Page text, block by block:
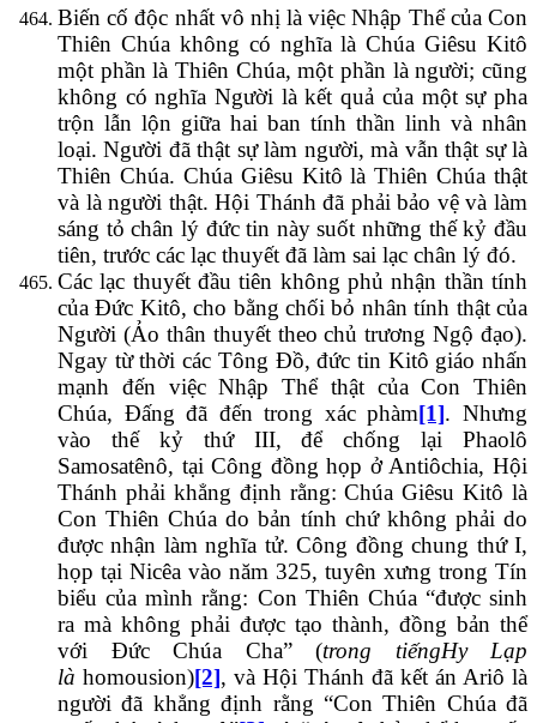
Biến cố độc nhất vô nhị là việc Nhập Thể của Con
Thiên Chúa không có nghĩa là Chúa Giêsu Kitô
một phần là Thiên Chúa, một phần là người; cũng
không có nghĩa Người là kết quả của một sự pha
trộn lẫn lộn giữa hai ban tính thần linh và nhân
loại. Người đã thật sự làm người, mà vẫn thật sự là
Thiên Chúa. Chúa Giêsu Kitô là Thiên Chúa thật
và là người thật. Hội Thánh đã phải bảo vệ và làm
sáng tỏ chân lý đức tin này suốt những thế kỷ đầu
tiên, trước các lạc thuyết đã làm sai lạc chân lý đó.
Các lạc thuyết đầu tiên không phủ nhận thần tính
của Đức Kitô, cho bằng chối bỏ nhân tính thật của
Người (Ảo thân thuyết theo chủ trương Ngộ đạo).
Ngay từ thời các Tông Đồ, đức tin Kitô giáo nhấn
mạnh đến việc Nhập Thể thật của Con Thiên
Chúa, Đấng đã đến trong xác phàm[1]. Nhưng
vào thế kỷ thứ III, để chống lại Phaolô
Samosatênô, tại Công đồng họp ở Antiôchia, Hội
Thánh phải khẳng định rằng: Chúa Giêsu Kitô là
Con Thiên Chúa do bản tính chứ không phải do
được nhận làm nghĩa tử. Công đồng chung thứ I,
họp tại Nicêa vào năm 325, tuyên xưng trong Tín
biểu của mình rằng: Con Thiên Chúa “được sinh
ra mà không phải được tạo thành, đồng bản thể
với Đức Chúa Cha” (trong tiếngHy Lạp
là homousion)[2], và Hội Thánh đã kết án Ariô là
người đã khẳng định rằng “Con Thiên Chúa đã